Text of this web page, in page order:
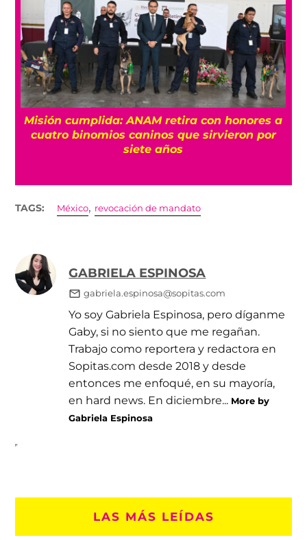
Misión cumplida: ANAM retira con honores a
cuatro binomios caninos que sirvieron por
siete años
TAGS: México, revocación de mandato
GABRIELA ESPINOSA
gabriela.espinosa@sopitas.com
Yo soy Gabriela Espinosa, pero díganme
Gaby, si no siento que me regañan.
Trabajo como reportera y redactora en
Sopitas.com desde 2018 y desde
entonces me enfoqué, en su mayoría,
en hard news. En diciembre... More by
Gabriela Espinosa
LAS MÁS LEÍDAS